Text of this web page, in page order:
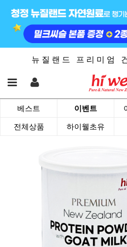
뉴 질 랜 드 프 리 미 엄
베스트 이벤트
전체상품 하이웰초유